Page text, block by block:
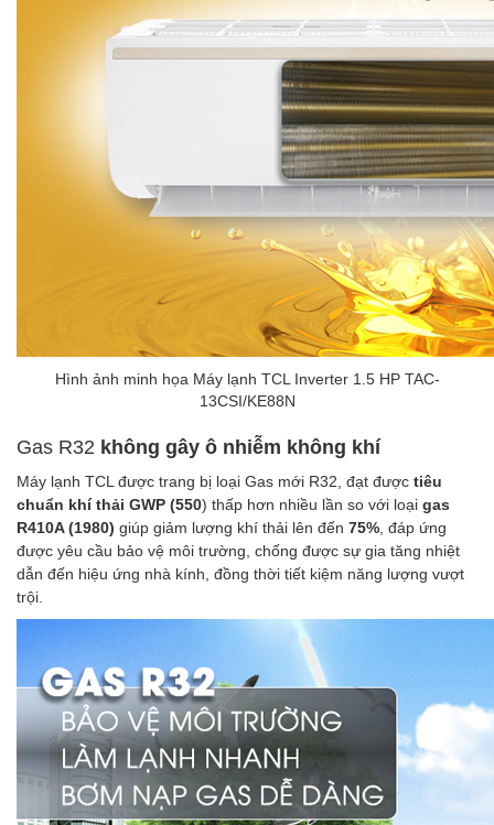
Hình ảnh minh họa Máy lạnh TCL Inverter 1.5 HP TAC-
13CSI/KE88N
Gas R32 không gây ô nhiễm không khí
Máy lạnh TCL được trang bị loại Gas mới R32, đạt được tiêu
chuẩn khí thải GWP (550) thấp hơn nhiều lần so với loại gas
R410A (1980) giúp giảm lượng khí thải lên đến 75% , đáp ứng
được yêu cầu bảo vệ môi trường, chống được sự gia tăng nhiệt
dẫn đến hiệu ứng nhà kính, đồng thời tiết kiệm năng lượng vượt
trội.